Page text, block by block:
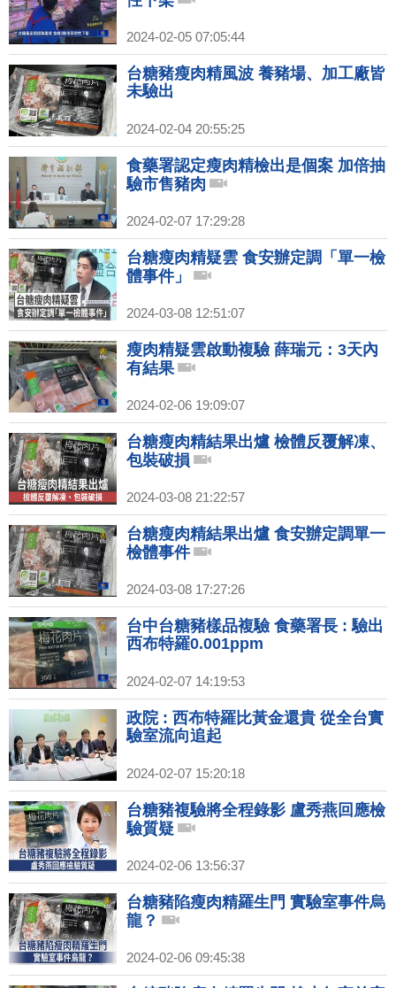
2024-02-05 07:05:44
台糖豬瘦肉精風波 養豬場、加工廠皆
未驗出
2024-02-04 20:55:25
食藥署認定瘦肉精檢出是個案 加倍抽
驗市售豬肉
2024-02-07 17:29:28
台糖瘦肉精疑雲 食安辦定調「單一檢
體事件」
2024-03-08 12:51:07
瘦肉精疑雲啟動複驗 薛瑞元：3天內
有結果
2024-02-06 19:09:07
台糖瘦肉精結果出爐 檢體反覆解凍、
包裝破損
2024-03-08 21:22:57
台糖瘦肉精結果出爐 食安辦定調單一
檢體事件
2024-03-08 17:27:26
台中台糖豬樣品複驗 食藥署長 : 驗出
西布特羅0.001ppm
2024-02-07 14:19:53
政院 : 西布特羅比黃金還貴 從全台實
驗室流向追起
2024-02-07 15:20:18
台糖豬複驗將全程錄影 盧秀燕回應檢
驗質疑
2024-02-06 13:56:37
台糖豬陷瘦肉精羅生門 實驗室事件烏
龍？
2024-02-06 09:45:38